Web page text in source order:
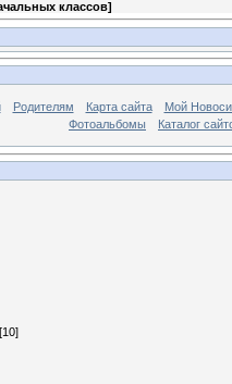
классов]
Родителям Карта сайта
Мой
Фотоальбомы
Каталог
[10]